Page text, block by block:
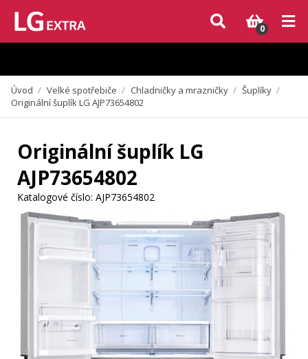
Vzhledem k aktuální situaci se může dodání dílů, které nejsou skladem,
zpozdit. Děkujeme za pochopení.
0
Úvod / Velké spotřebiče / Chladničky a mrazničky / Šuplíky /
Originální šuplík LG AJP73654802
Originální šuplík LG
AJP73654802
Katalogové číslo: AJP73654802